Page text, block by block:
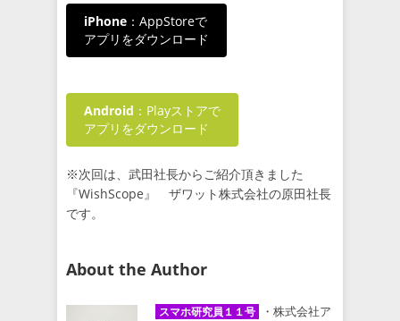
iPhone ：AppStoreで
アプリをダウンロード
Android ：Playストアで
アプリをダウンロード
※次回は、武田社長からご紹介頂きました
『WishScope』 ザワット株式会社の原田社長
です。
About the Author
スマホ研究員１１号
・株式会社ア